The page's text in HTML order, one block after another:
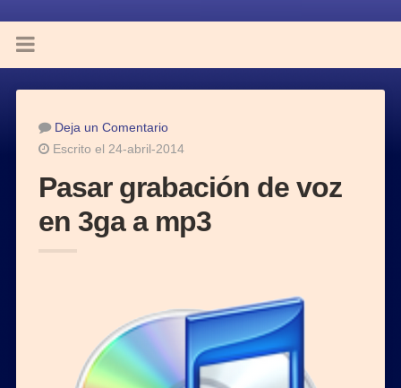
Deja un Comentario
Escrito el 24-abril-2014
Pasar grabación de voz
en 3ga a mp3